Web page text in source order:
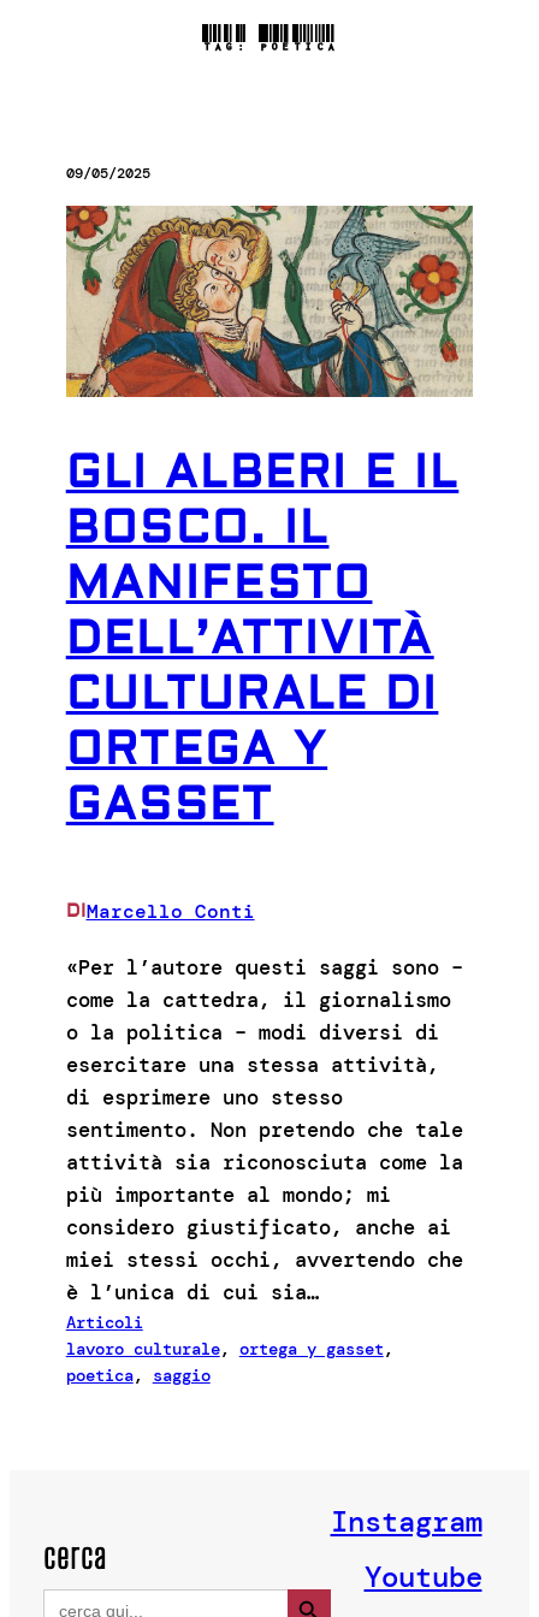
TAG: POETICA
09/05/2025
GLI ALBERI E IL
BOSCO. IL
MANIFESTO
DELL’ATTIVITÀ
CULTURALE DI
ORTEGA Y
GASSET
DIMarcello Conti
«Per l’autore questi saggi sono –
come la cattedra, il giornalismo
o la politica – modi diversi di
esercitare una stessa attività,
di esprimere uno stesso
sentimento. Non pretendo che tale
attività sia riconosciuta come la
più importante al mondo; mi
considero giustificato, anche ai
miei stessi occhi, avvertendo che
è l’unica di cui sia…
Articoli
lavoro culturale, ortega y gasset
poetica, saggio
cerca
Search
for:
Search Button
Instagram
Youtube